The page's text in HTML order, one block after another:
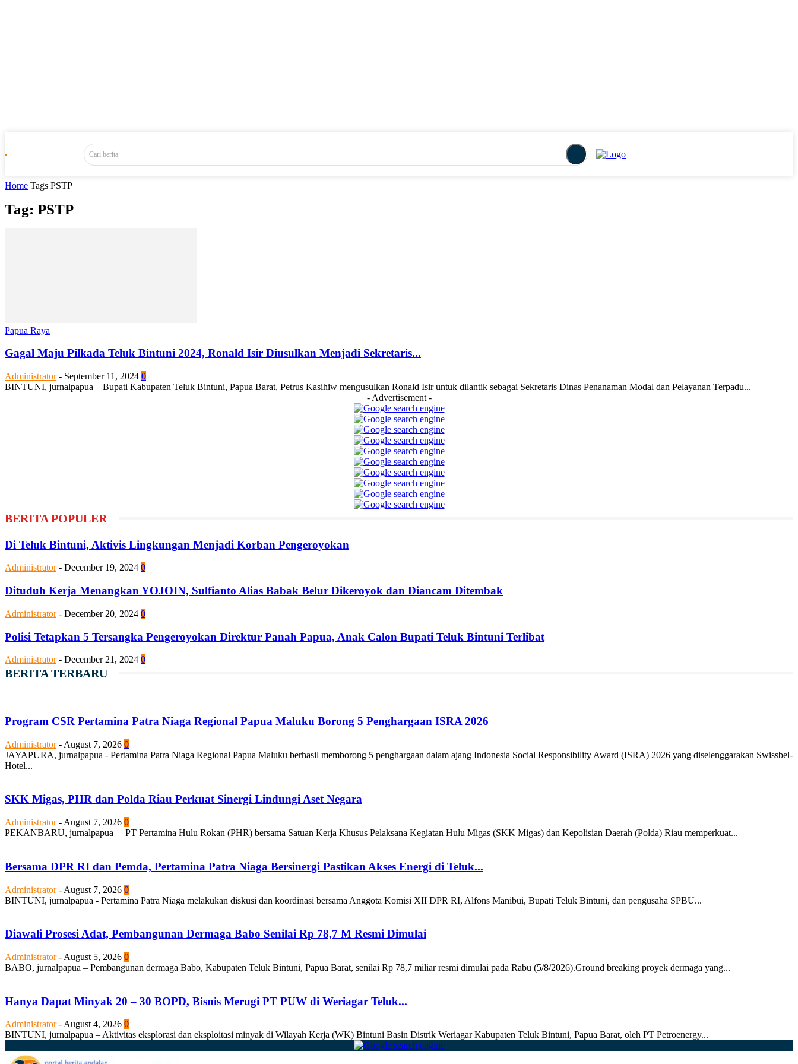
Cari berita
Home Tags PSTP
Tag: PSTP
Papua Raya
Gagal Maju Pilkada Teluk Bintuni 2024, Ronald Isir Diusulkan Menjadi Sekretaris...
Administrator - September 11, 2024 0
BINTUNI, jurnalpapua – Bupati Kabupaten Teluk Bintuni, Papua Barat, Petrus Kasihiw mengusulkan Ronald Isir untuk dilantik sebagai Sekretaris Dinas Penanaman Modal dan Pelayanan Terpadu...
- Advertisement -
BERITA POPULER
Di Teluk Bintuni, Aktivis Lingkungan Menjadi Korban Pengeroyokan
Administrator - December 19, 2024 0
Dituduh Kerja Menangkan YOJOIN, Sulfianto Alias Babak Belur Dikeroyok dan Diancam Ditembak
Administrator - December 20, 2024 0
Polisi Tetapkan 5 Tersangka Pengeroyokan Direktur Panah Papua, Anak Calon Bupati Teluk Bintuni Terlibat
Administrator - December 21, 2024 0
BERITA TERBARU
Program CSR Pertamina Patra Niaga Regional Papua Maluku Borong 5 Penghargaan ISRA 2026
Administrator - August 7, 2026 0
JAYAPURA, jurnalpapua - Pertamina Patra Niaga Regional Papua Maluku berhasil memborong 5 penghargaan dalam ajang Indonesia Social Responsibility Award (ISRA) 2026 yang diselenggarakan Swissbel-
Hotel...
SKK Migas, PHR dan Polda Riau Perkuat Sinergi Lindungi Aset Negara
Administrator - August 7, 2026 0
PEKANBARU, jurnalpapua – PT Pertamina Hulu Rokan (PHR) bersama Satuan Kerja Khusus Pelaksana Kegiatan Hulu Migas (SKK Migas) dan Kepolisian Daerah (Polda) Riau memperkuat...
Bersama DPR RI dan Pemda, Pertamina Patra Niaga Bersinergi Pastikan Akses Energi di Teluk...
Administrator - August 7, 2026 0
BINTUNI, jurnalpapua - Pertamina Patra Niaga melakukan diskusi dan koordinasi bersama Anggota Komisi XII DPR RI, Alfons Manibui, Bupati Teluk Bintuni, dan pengusaha SPBU...
Diawali Prosesi Adat, Pembangunan Dermaga Babo Senilai Rp 78,7 M Resmi Dimulai
Administrator - August 5, 2026 0
BABO, jurnalpapua – Pembangunan dermaga Babo, Kabupaten Teluk Bintuni, Papua Barat, senilai Rp 78,7 miliar resmi dimulai pada Rabu (5/8/2026).Ground breaking proyek dermaga yang...
Hanya Dapat Minyak 20 – 30 BOPD, Bisnis Merugi PT PUW di Weriagar Teluk...
Administrator -August 4, 2026 0
BINTUNI, jurnalpapua – Aktivitas eksplorasi dan eksploitasi minyak di Wilayah Kerja (WK) Bintuni Basin Distrik Weriagar Kabupaten Teluk Bintuni, Papua Barat, oleh PT Petroenergy...